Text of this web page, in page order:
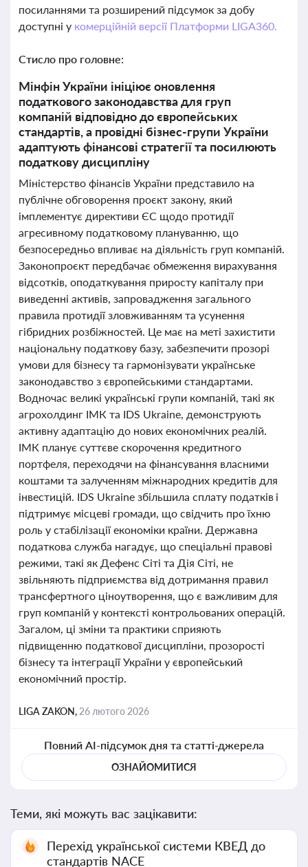
посиланнями та розширений підсумок за добу
доступні у комерційній версії Платформи LIGA360.
Стисло про головне:
Мінфін України ініціює оновлення
податкового законодавства для груп
компаній відповідно до європейських
стандартів, а провідні бізнес-групи України
адаптують фінансові стратегії та посилюють
податкову дисципліну
Міністерство фінансів України представило на
публічне обговорення проєкт закону, який
імплементує директиви ЄС щодо протидії
агресивному податковому плануванню, що
безпосередньо впливає на діяльність груп компаній.
Законопроєкт передбачає обмеження вирахування
відсотків, оподаткування приросту капіталу при
виведенні активів, запровадження загального
правила протидії зловживанням та усунення
гібридних розбіжностей. Це має на меті захистити
національну податкову базу, забезпечити прозорі
умови для бізнесу та гармонізувати українське
законодавство з європейськими стандартами.
Водночас великі українські групи компаній, такі як
агрохолдинг ІМК та IDS Ukraine, демонструють
активну адаптацію до нових економічних реалій.
ІМК планує суттєве скорочення кредитного
портфеля, переходячи на фінансування власними
коштами та залученням міжнародних кредитів для
інвестицій. IDS Ukraine збільшила сплату податків і
підтримує місцеві громади, що свідчить про їхню
роль у стабілізації економіки країни. Державна
податкова служба нагадує, що спеціальні правові
режими, такі як Дефенс Сіті та Дія Сіті, не
звільняють підприємства від дотримання правил
трансфертного ціноутворення, що є важливим для
груп компаній у контексті контрольованих операцій.
Загалом, ці зміни та практики сприяють
підвищенню податкової дисципліни, прозорості
бізнесу та інтеграції України у європейський
економічний простір.
LIGA ZAKON, 26 лютого 2026
Повний AI-підсумок дня та статті-джерела
ОЗНАЙОМИТИСЯ
Теми, які можуть вас зацікавити:
Перехід української системи КВЕД до
стандартів NACE